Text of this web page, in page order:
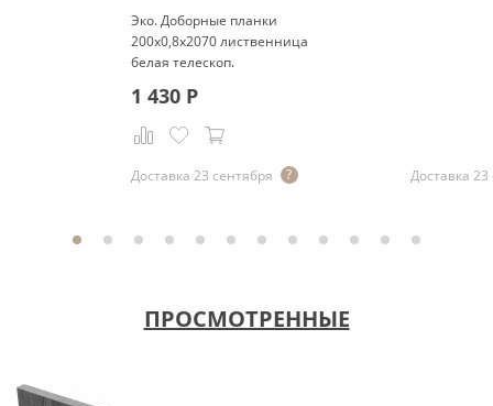
Эко. Доборные планки
200x0,8x2070 лиственница
белая телескоп.
1 430Р
Доставка 23 сентября Доставка 23
ПРОСМОТРЕННЫЕ